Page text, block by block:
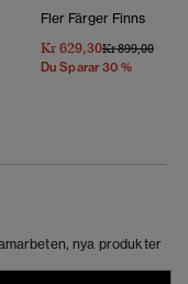
Fler Färger Finns
Kr 629,30Pris Reducerat
Kr 899,00Till
Du Sparar 30 %
nya produkter